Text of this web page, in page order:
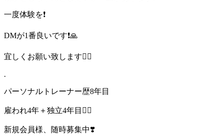
一度体験を❗️
DMが1番良いです❗️🙏
宜しくお願い致します🙇‍♂️
.
パーソナルトレーナー歴8年目
雇われ4年＋独立4年目🙇‍♂️
新規会員様、随時募集中❣️